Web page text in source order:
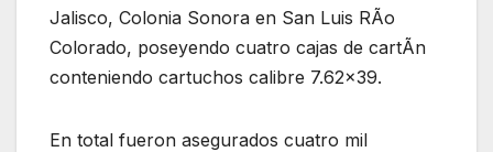
Jalisco, Colonia Sonora en San Luis RÃo
Colorado, poseyendo cuatro cajas de cartÃn
conteniendo cartuchos calibre 7.62×39.
En total fueron asegurados cuatro mil